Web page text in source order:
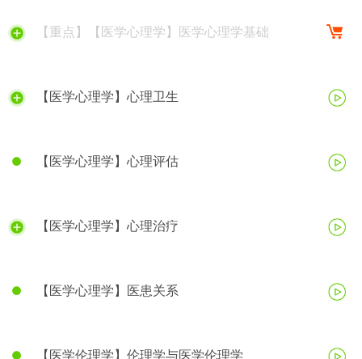
【重点】【医学心理学】医学心理学基础
【医学心理学】心理卫生
【医学心理学】心理评估
【医学心理学】心理治疗
【医学心理学】医患关系
【医学伦理学】伦理学与医学伦理学